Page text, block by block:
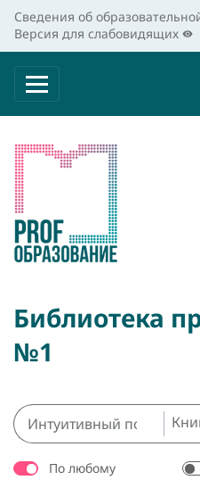
Сведения об
Версия для слабовидящих
Библиотека
№1
По любому